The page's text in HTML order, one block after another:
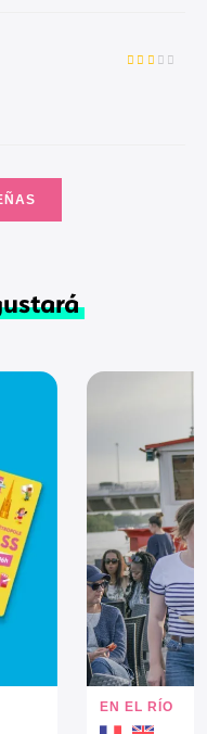
EN EL RÍO